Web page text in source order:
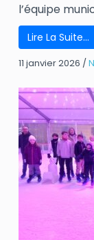
l’équipe
Lire La Suite…
11 janvier 2026 /